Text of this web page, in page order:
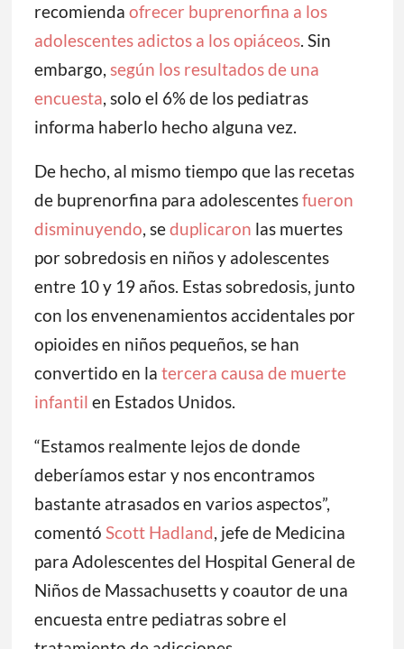
recomienda ofrecer buprenorfina a los
adolescentes adictos a los opiáceos. Sin
embargo, según los resultados de una
encuesta, solo el 6% de los pediatras
informa haberlo hecho alguna vez.
De hecho, al mismo tiempo que las recetas
de buprenorfina para adolescentesfueron
disminuyendo, seduplicaron las muertes
por sobredosis en niños y adolescentes
entre 10 y 19 años. Estas sobredosis, junto
con los envenenamientos accidentales por
opioides en niños pequeños, se han
convertido en la tercera causa de muerte
infantil en Estados Unidos.
“Estamos realmente lejos de donde
deberíamos estar y nos encontramos
bastante atrasados en varios aspectos”,
comentó Scott Hadland, jefe de Medicina
para Adolescentes del Hospital General de
Niños de Massachusetts y coautor de una
encuesta entre pediatras sobre el